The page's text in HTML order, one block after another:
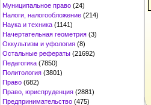
Муниципальное право (24)
Налоги, налогообложение (214)
Наука и техника (1141)
Начертательная геометрия (3)
Оккультизм и уфология (8)
Остальные рефераты (21692)
Педагогика (7850)
Политология (3801)
Право (682)
Право, юриспруденция (2881)
Предпринимательство (475)